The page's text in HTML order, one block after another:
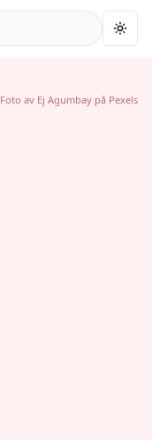
Foto av Ej Agumbay på Pexels